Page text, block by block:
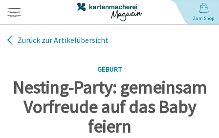
Zum Shop
Babynamen
Zurück zur Artikelübersicht
GEBURT
Nesting-Party: gemeinsam
Vorfreude auf das Baby
feiern